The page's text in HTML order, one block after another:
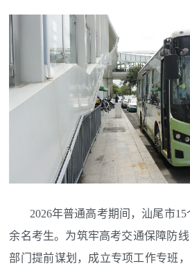
2026年普通高考期间，汕尾市15
余名考生。为筑牢高考交通保障防
部门提前谋划，成立专项工作专班